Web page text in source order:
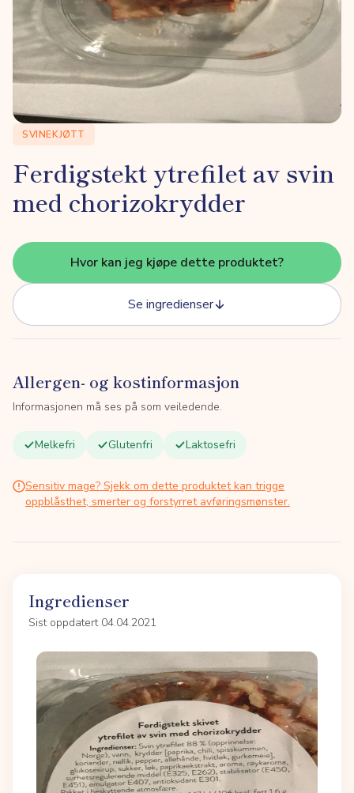
SVINEKJØTT
Ferdigstekt ytrefilet av svin
med chorizokrydder
Hvor kan jeg kjøpe dette produktet?
Se ingredienser
Allergen- og kostinformasjon
Informasjonen må ses på som veiledende.
Melkefri Glutenfri Laktosefri
Sensitiv mage? Sjekk om dette produktet kan trigge
oppblåsthet, smerter og forstyrret avføringsmønster.
Ingredienser
Sist oppdatert 04.04.2021